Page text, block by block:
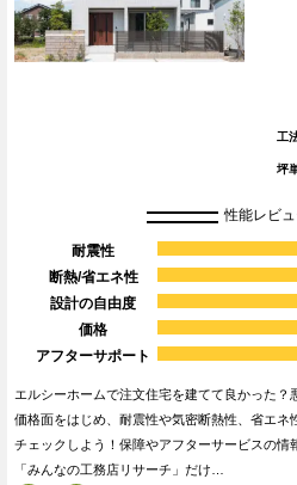
工
坪
性能レビ
耐震性
断熱/省エネ性
設計の自由度
価格
アフターサポート
エルシーホームで注文住宅を建てて良かった？
価格面をはじめ、耐震性や気密断熱性、省エネ
チェックしよう！保障やアフターサービスの情
「みんなの工務店リサーチ」だけ…